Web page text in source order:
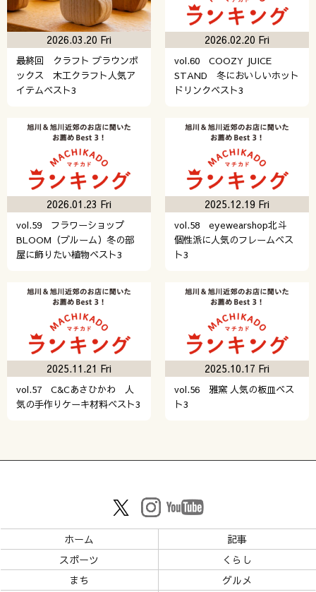
最終回 クラフト ブラウンボ
ックス 木工クラフト人気ア
イテムベスト3
2026.03.20 Fri
vol.60 COOZY JUICE
STAND 冬においしいホット
ドリンクベスト3
2026.02.20 Fri
vol.59 フラワーショップ
BLOOM（ブルーム）冬の部
屋に飾りたい植物ベスト3
2026.01.23 Fri
vol.58 eyewearshop北斗
個性派に人気のフレームベス
ト3
2025.12.19 Fri
vol.57 C&Cあさひかわ 人
気の手作りケーキ材料ベスト3
2025.11.21 Fri
vol.56 雅窯 人気の板皿ベス
ト3
2025.10.17 Fri
ホーム
記事
スポーツ
くらし
まち
グルメ